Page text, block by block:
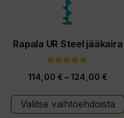
Rapala UR Steel jääkaira
5:stä
114,00 € – 124,00 €
-
Valitse vaihtoehdoista
tuotteen